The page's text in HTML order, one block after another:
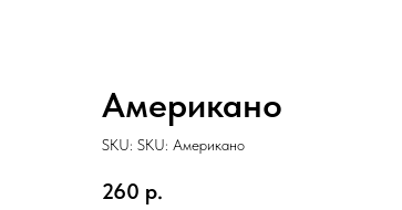
Американо
SKU: SKU: Американо
260 р.